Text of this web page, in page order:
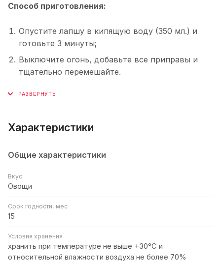
Способ приготовления:
Опустите лапшу в кипящую воду (350 мл.) и
готовьте 3 минуты;
Выключите огонь, добавьте все приправы и
тщательно перемешайте.
Характеристики
Общие характеристики
Вкус
Овощи
Срок годности, мес
15
Условия хранения
хранить при температуре не выше +30°C и
относительной влажности воздуха не более 70%